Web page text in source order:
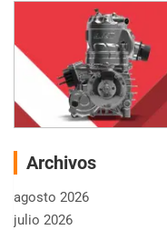
Archivos
agosto 2026
julio 2026